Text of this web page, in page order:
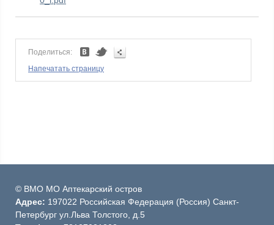
Поделиться:
Напечатать страницу
© ВМО МО Аптекарский остров
Адрес: 197022 Российская Федерация (Россия) Санкт-
Петербург ул.Льва Толстого, д.5